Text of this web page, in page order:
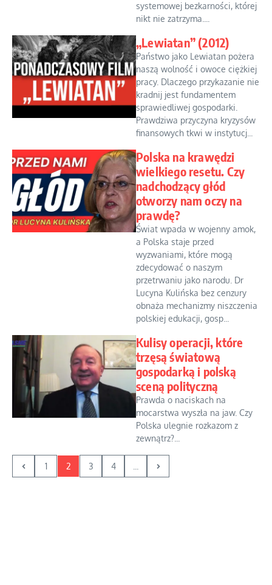
systemowej bezkarności, której
nikt nie zatrzyma....
„Lewiatan” (2012)
Państwo jako Lewiatan pożera
naszą wolność i owoce ciężkiej
pracy. Dlaczego przykazanie nie
kradnij jest fundamentem
sprawiedliwej gospodarki.
Prawdziwa przyczyna kryzysów
finansowych tkwi w instytucj...
Polska na krawędzi
wielkiego resetu. Czy
nadchodzący głód
otworzy nam oczy na
prawdę?
Świat wpada w wojenny amok,
a Polska staje przed
wyzwaniami, które mogą
zdecydować o naszym
przetrwaniu jako narodu. Dr
Lucyna Kulińska bez cenzury
obnaża mechanizmy niszczenia
polskiej edukacji, gosp...
Kulisy operacji, które
trzęsą światową
gospodarką i polską
sceną polityczną
Prawda o naciskach na
mocarstwa wyszła na jaw. Czy
Polska ulegnie rozkazom z
zewnątrz?...
1 2 3 4